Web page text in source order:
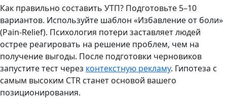
Как правильно составить УТП? Подготовьте 5–10
вариантов. Используйте шаблон «Избавление от боли»
(Pain-Relief). Психология потери заставляет людей
острее реагировать на решение проблем, чем на
получение выгоды. После подготовки черновиков
запустите тест через контекстную рекламу. Гипотеза с
самым высоким CTR станет основой вашего
позиционирования.